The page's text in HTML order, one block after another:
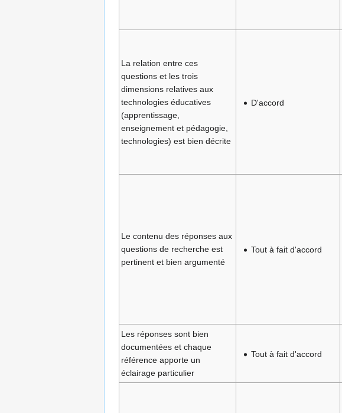
La relation entre ces
questions et les trois
dimensions relatives aux
technologies éducatives
(apprentissage,
enseignement et pédagogie,
technologies) est bien décrite
D'accord
Le contenu des réponses aux
questions de recherche est
pertinent et bien argumenté
Tout à fait d'accord
Les réponses sont bien
documentées et chaque
référence apporte un
éclairage particulier
Tout à fait d'accord